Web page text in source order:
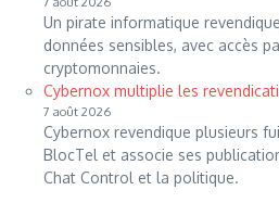
Un pirate informatique
données sensibles, avec accès
cryptomonnaies.
Cybernox multiplie les
7 août 2026
Cybernox revendique plusieurs
BlocTel et associe ses
Chat Control et la politique.